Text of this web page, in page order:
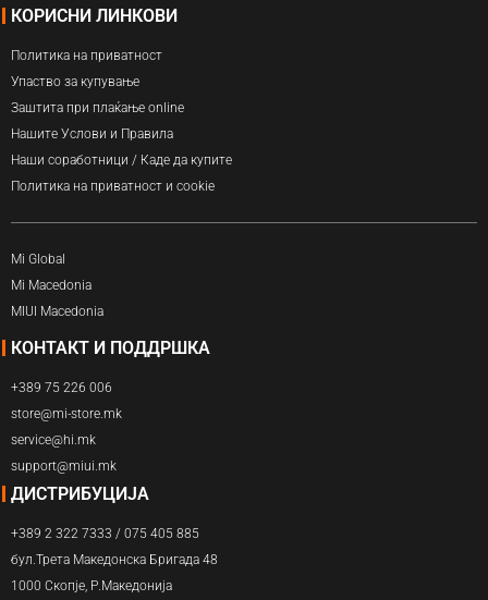
КОРИСНИ ЛИНКОВИ
Политика на приватност
Упаство за купување
Заштита при плаќање online
Нашите Услови и Правила
Наши соработници / Каде да купите
Политика на приватност и cookie
Mi Global
Mi Macedonia
MIUI Macedonia
КОНТАКТ И ПОДДРШКА
+389 75 226 006
store@mi-store.mk
service@hi.mk
support@miui.mk
ДИСТРИБУЦИЈА
+389 2 322 7333 / 075 405 885
бул.Трета Македонска Бригада 48
1000 Скопје, Р.Македонија